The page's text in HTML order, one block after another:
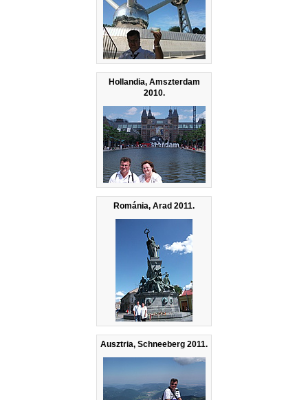
Hollandia, Amszterdam
2010.
Románia, Arad 2011.
Ausztria, Schneeberg 2011.